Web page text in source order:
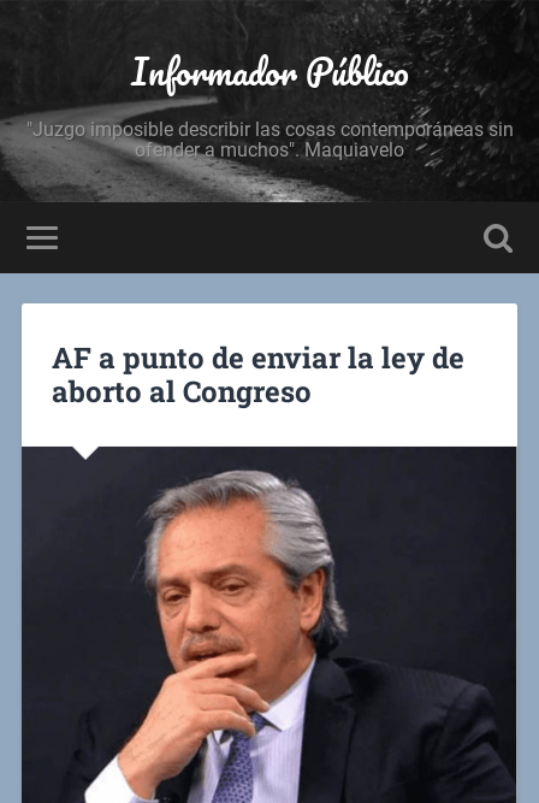
Informador Público
"Juzgo imposible describir las cosas contemporáneas sin
ofender a muchos". Maquiavelo
AF a punto de enviar la ley de
aborto al Congreso